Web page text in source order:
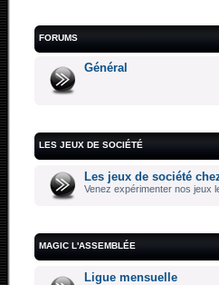
FORUMS
Général
LES JEUX DE SOCIÉTÉ
Les jeux de société
Venez expérimenter nos jeux
MAGIC L'ASSEMBLÉE
Ligue mensuelle